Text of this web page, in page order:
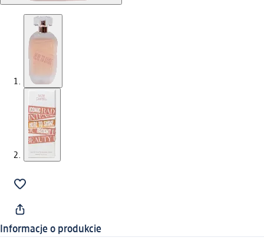
Informacje o produkcie